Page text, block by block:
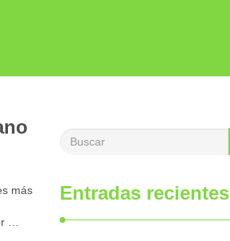
más
…
Entradas recientes